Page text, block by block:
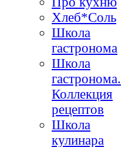
Хлеб*Соль
Школа
гастронома
Школа
гастронома.
Коллекция
рецептов
Школа
кулинара